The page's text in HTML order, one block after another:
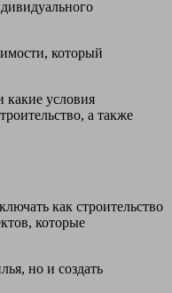
который
какие условия
а также
как строительство
которые
но и создать